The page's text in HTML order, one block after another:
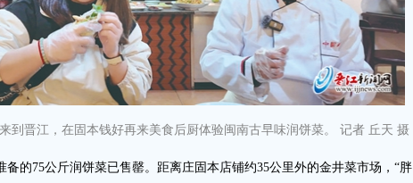
到晋江，在固本钱好再来美食后厨体验闽南古早味润饼菜。 记者 丘天 摄
的75公斤润饼菜已售罄。距离庄固本店铺约35公里外的金井菜市场，“胖